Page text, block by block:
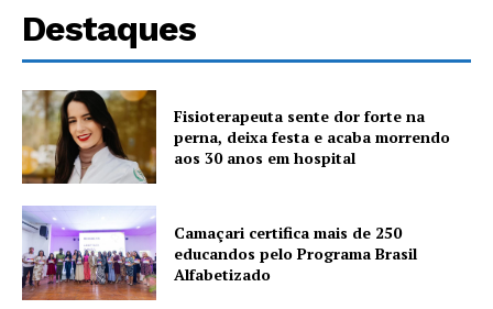
Destaques
Fisioterapeuta sente dor forte na
perna, deixa festa e acaba morrendo
aos 30 anos em hospital
Camaçari certifica mais de 250
educandos pelo Programa Brasil
Alfabetizado